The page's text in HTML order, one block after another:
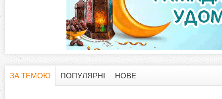
ЗА ТЕМОЮ
ПОПУЛЯРНІ НОВЕ